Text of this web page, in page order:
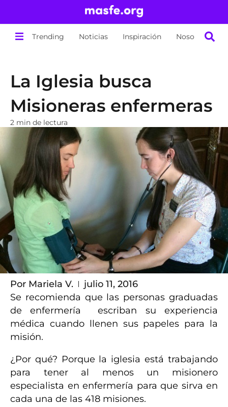
Trending Noticias Inspiración Nosotros
La Iglesia busca
Misioneras enfermeras
2 min de lectura
Por Mariela V.
julio 11, 2016
Se recomienda que las personas graduadas
de enfermería escriban su experiencia
médica cuando llenen sus papeles para la
misión.
¿Por qué? Porque la iglesia está trabajando
para tener al menos un misionero
especialista en enfermería para que sirva en
cada una de las 418 misiones.